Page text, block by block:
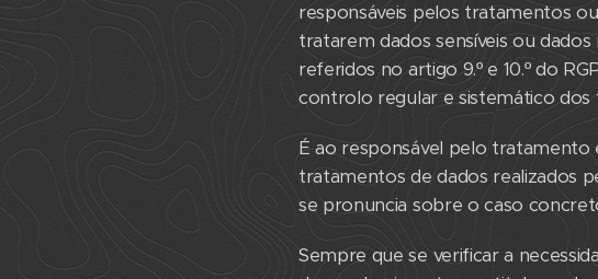
responsáveis pelos tratamentos
tratarem dados sensíveis ou
referidos no artigo 9.º e 10.º do
controlo regular e sistemático dos
É ao responsável pelo tratamento
tratamentos de dados realizados
se pronuncia sobre o caso
Sempre que se verificar a